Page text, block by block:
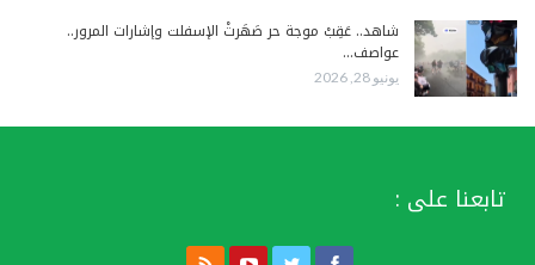
شاهد.. عَقِبْ موجة حر صَهَرتْ الإسفلت وإشارات المرور..
عواصف…
يونيو 28, 2026
تابعنا على :